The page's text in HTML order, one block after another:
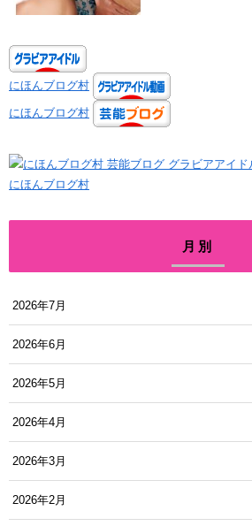
にほんブログ村
にほんブログ村
にほんブログ村
月別
2026年7月
2026年6月
2026年5月
2026年4月
2026年3月
2026年2月